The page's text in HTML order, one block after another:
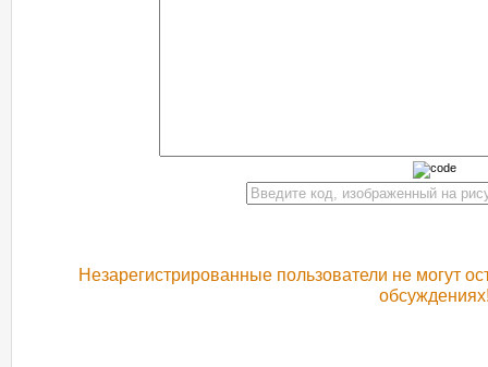
Незарегистрированные пользователи не могут